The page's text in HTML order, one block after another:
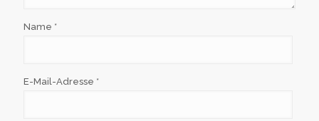
Name *
E-Mail-Adresse *